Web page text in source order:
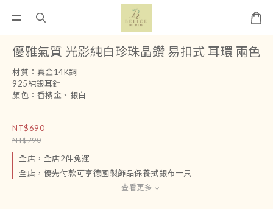
優雅氣質 光影純白珍珠晶鑽 易扣式 耳環 兩色
材質：真金14K銅
925純銀耳針
顏色：香檳金、銀白
NT$690
NT$790
全店，全店2件免運
全店，優先付款可享德國製飾品保養拭銀布一只
查看更多